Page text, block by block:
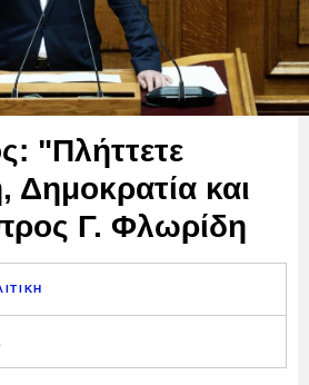
"Πλήττετε
Δημοκρατία και
Γ. Φλωρίδη